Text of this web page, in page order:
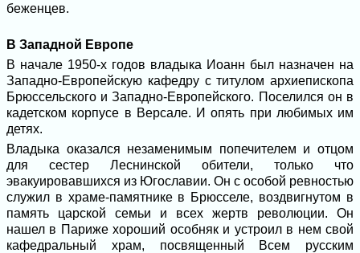
беженцев.
В Западной Европе
В начале 1950-х годов владыка Иоанн был назначен на
Западно-Европейскую кафедру с титулом архиепископа
Брюссельского и Западно-Европейского. Поселился он в
кадетском корпусе в Версале. И опять при любимых им
детях.
Владыка оказался незаменимым попечителем и отцом
для сестер Леснинской обители, только что
эвакуировавшихся из Югославии. Он с особой ревностью
служил в храме-памятнике в Брюсселе, воздвигнутом в
память царской семьи и всех жертв революции. Он
нашел в Париже хороший особняк и устроил в нем свой
кафедральный храм, посвященный Всем русским